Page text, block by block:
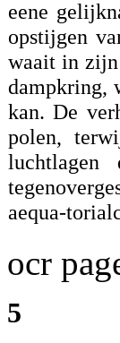
eene
opstijgen
waait in zijn
dampkring,
kan. De
polen,
luchtlagen
aequa-
ocr
5